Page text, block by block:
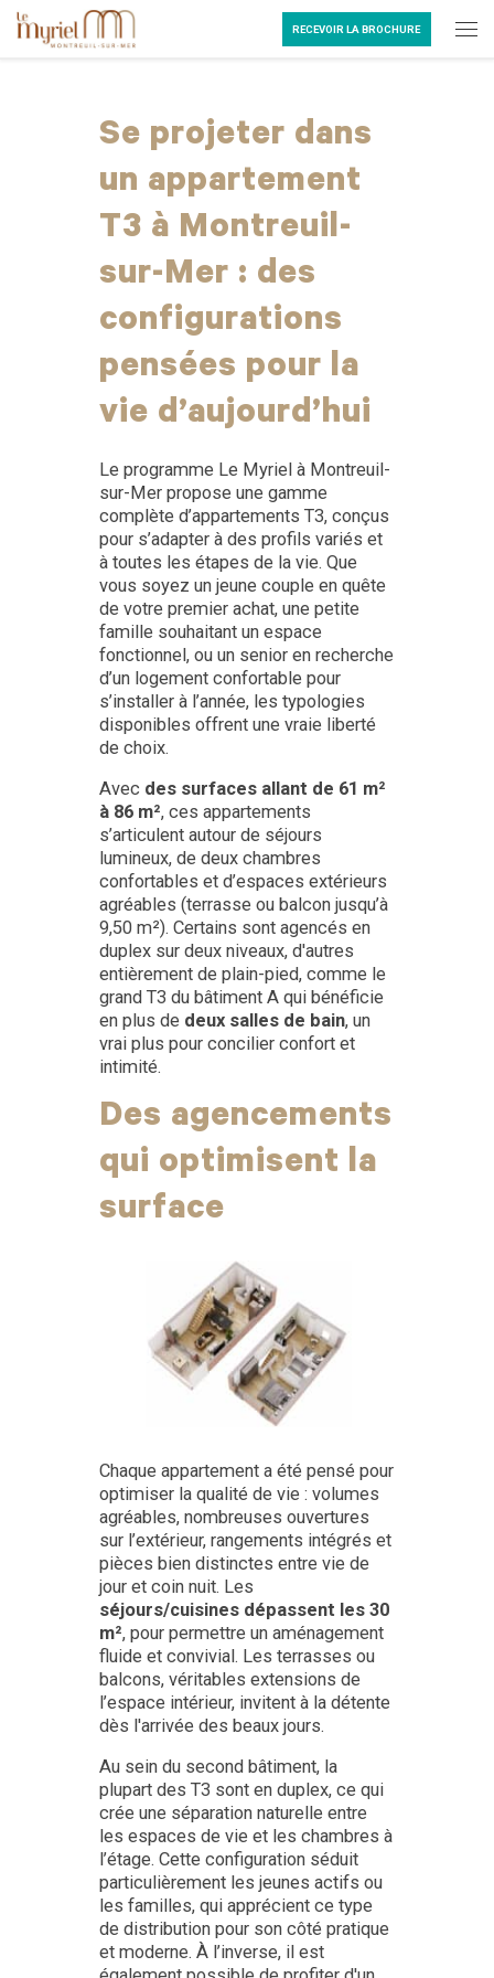
Passer au contenu RECEVOIR LA BROCHURE
Se projeter dans
un appartement
T3 à Montreuil-
sur-Mer : des
configurations
pensées pour la
vie d’aujourd’hui
Le programme Le Myriel à Montreuil-
sur-Mer propose une gamme
complète d’appartements T3, conçus
pour s’adapter à des profils variés et
à toutes les étapes de la vie. Que
vous soyez un jeune couple en quête
de votre premier achat, une petite
famille souhaitant un espace
fonctionnel, ou un senior en recherche
d’un logement confortable pour
s’installer à l’année, les typologies
disponibles offrent une vraie liberté
de choix.
Avec des surfaces allant de 61 m²
à 86 m², ces appartements
s’articulent autour de séjours
lumineux, de deux chambres
confortables et d’espaces extérieurs
agréables (terrasse ou balcon jusqu’à
9,50 m²). Certains sont agencés en
duplex sur deux niveaux, d'autres
entièrement de plain-pied, comme le
grand T3 du bâtiment A qui bénéficie
en plus de deux salles de bain, un
vrai plus pour concilier confort et
intimité.
Des agencements
qui optimisent la
surface
Chaque appartement a été pensé pour
optimiser la qualité de vie : volumes
agréables, nombreuses ouvertures
sur l’extérieur, rangements intégrés et
pièces bien distinctes entre vie de
jour et coin nuit. Les
séjours/cuisines dépassent les 30
m², pour permettre un aménagement
fluide et convivial. Les terrasses ou
balcons, véritables extensions de
l’espace intérieur, invitent à la détente
dès l'arrivée des beaux jours.
Au sein du second bâtiment, la
plupart des T3 sont en duplex, ce qui
crée une séparation naturelle entre
les espaces de vie et les chambres à
l’étage. Cette configuration séduit
particulièrement les jeunes actifs ou
les familles, qui apprécient ce type
de distribution pour son côté pratique
et moderne. À l’inverse, il est